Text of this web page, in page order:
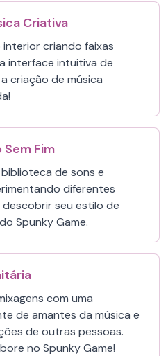
Criativa
criando faixas
interface intuitiva de
criação de música
Fim
de sons e
diferentes
seu estilo de
Spunky Game.
com uma
de amantes da música e
de outras pessoas.
no Spunky Game!